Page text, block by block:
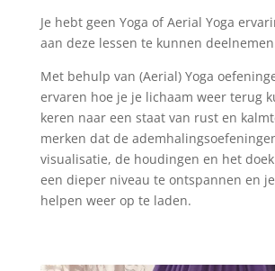
Je hebt geen Yoga of Aerial Yoga
aan deze lessen te kunnen
Met behulp van (Aerial) Yoga
ervaren hoe je je lichaam weer terug
keren naar een staat van rust en
merken dat de
visualisatie, de houdingen en het
een dieper niveau te ontspannen en
helpen weer op te laden.